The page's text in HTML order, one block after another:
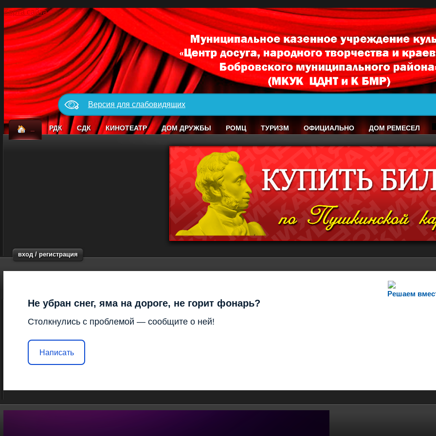
Карта сайта
Версия для слабовидящих
РДК СДК КИНОТЕАТР ДОМ ДРУЖБЫ РОМЦ ТУРИЗМ ОФИЦИАЛЬНО ДОМ РЕМЕСЕЛ
вход / регистрация
Решаем
Не убран снег, яма на дороге, не горит фонарь?
Столкнулись с проблемой — сообщите о ней!
Написать